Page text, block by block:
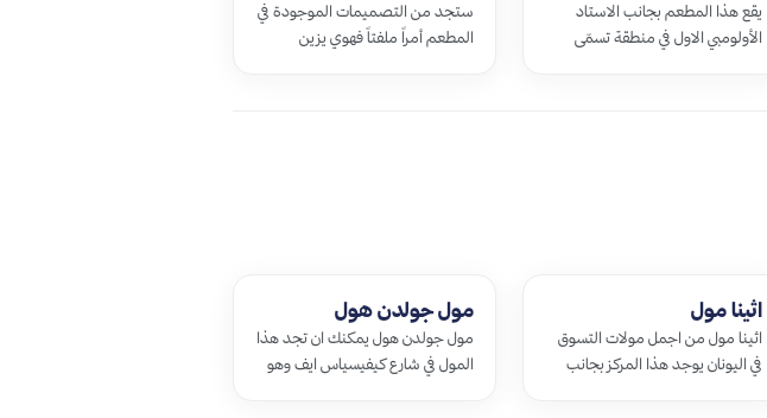
يقع هذا المطعم بجانب الاستاد
الأولومبي الاول في منطقة تسمّى
ستجد من التصميمات الموجودة في
المطعم أمراً ملفتاً فهوي يزين
اثينا مول
اثينا مول من اجمل مولات التسوق
في اليونان يوجد هذا المركز بجانب
مول جولدن هول
مول جولدن هول يمكنك ان تجد هذا
المول في شارع كيفيسياس ايف وهو